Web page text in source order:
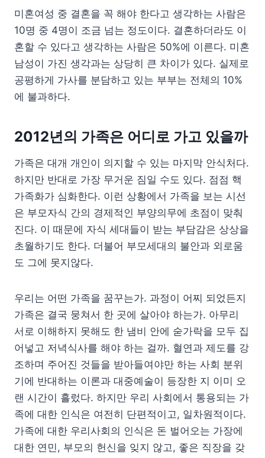
미혼여성 중 결혼을 꼭 해야 한다고 생각하는 사람은
10명 중 4명이 조금 넘는 정도이다. 결혼하더라도 이
혼할 수 있다고 생각하는 사람은 50%에 이른다. 미혼
남성이 가진 생각과는 상당히 큰 차이가 있다. 실제로
공평하게 가사를 분담하고 있는 부부는 전체의 10%
에 불과하다.
2012년의 가족은 어디로 가고 있을까
가족은 대개 개인이 의지할 수 있는 마지막 안식처다.
하지만 반대로 가장 무거운 짐일 수도 있다. 점점 핵
가족화가 심화한다. 이런 상황에서 가족을 보는 시선
은 부모자식 간의 경제적인 부양의무에 초점이 맞춰
진다. 이 때문에 자식 세대들이 받는 부담감은 상상을
초월하기도 한다. 더불어 부모세대의 불안과 외로움
도 그에 못지않다.
우리는 어떤 가족을 꿈꾸는가. 과정이 어찌 되었든지
가족은 결국 뭉쳐서 한 곳에 살아야 하는가. 아무리
서로 이해하지 못해도 한 냄비 안에 숟가락을 모두 집
어넣고 저녁식사를 해야 하는 걸까. 혈연과 제도를 강
조하며 주어진 것들을 받아들여야만 하는 사회 분위
기에 반대하는 이론과 대중예술이 등장한 지 이미 오
랜 시간이 흘렀다. 하지만 우리 사회에서 통용되는 가
족에 대한 인식은 여전히 단편적이고, 일차원적이다.
가족에 대한 우리사회의 인식은 돈 벌어오는 가장에
대한 연민, 부모의 헌신을 잊지 않고, 좋은 직장을 갖